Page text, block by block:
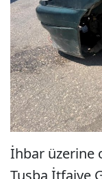
İhbar üzerine
Tuşba İtfaiye